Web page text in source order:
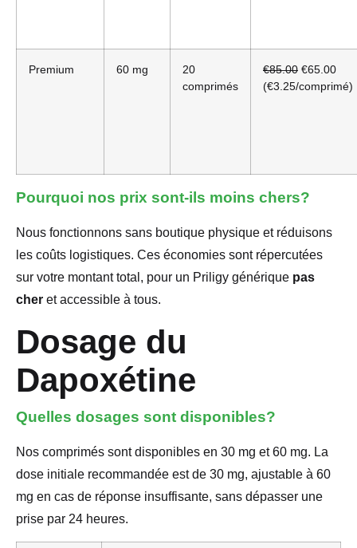
Premium 60 mg
20
comprimés
€85.00 €65.00
(€3.25/comprimé)
Pourquoi nos prix sont-ils moins chers?
Nous fonctionnons sans boutique physique et réduisons
les coûts logistiques. Ces économies sont répercutées
sur votre montant total, pour un Priligy générique pas
cher et accessible à tous.
Dosage du
Dapoxétine
Quelles dosages sont disponibles?
Nos comprimés sont disponibles en 30 mg et 60 mg. La
dose initiale recommandée est de 30 mg, ajustable à 60
mg en cas de réponse insuffisante, sans dépasser une
prise par 24 heures.